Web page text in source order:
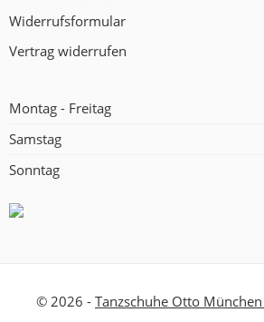
Widerrufsformular
Vertrag widerrufen
Montag - Freitag
Samstag
Sonntag
© 2026 - Tanzschuhe Otto München